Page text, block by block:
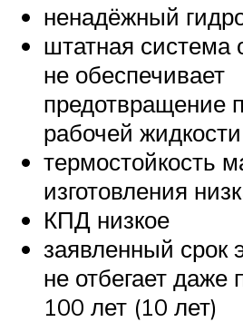
ненадёжный
штатная система
не обеспечивает
предотвращение
рабочей жидкости
термостойкость
изготовления
КПД низкое
заявленный срок
не отбегает даже
100 лет (10 лет)